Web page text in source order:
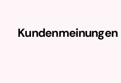
voneinander
Kundenmeinungen